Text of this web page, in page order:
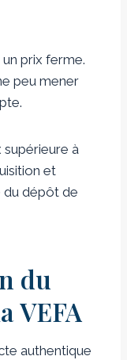
prix ferme.
peu mener
supérieure à
et
du dépôt de
du
VEFA
authentique